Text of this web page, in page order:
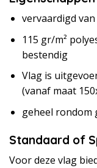
vervaardigd
115 gr/m²
bestendig
Vlag is
(vanaf maat
geheel rondom
Standaard of
Voor deze vlag